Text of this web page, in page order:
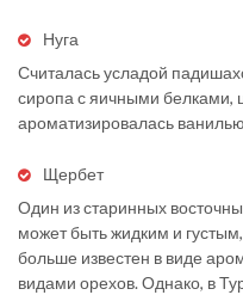
Нуга
Считалась усладой
сиропа с яичными белками,
ароматизировалась
Щербет
Один из старинных
может быть жидким и
больше известен в виде
видами орехов. Однако, в